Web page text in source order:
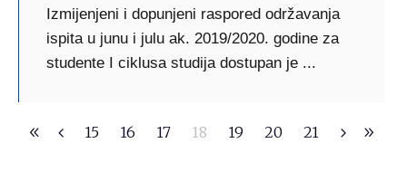
Izmijenjeni i dopunjeni raspored održavanja
ispita u junu i julu ak. 2019/2020. godine za
studente I ciklusa studija dostupan je
15 16 17 18 19 20 21